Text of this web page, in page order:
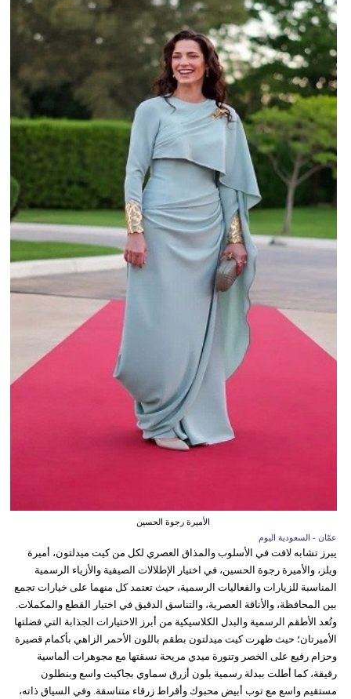
الأميرة رجوة الحسين
عمّان - السعودية اليوم
يبرز تشابه لافت في الأسلوب والمذاق العصري لكل من كيت ميدلتون، أميرة
ويلز، والأميرة رجوة الحسين، في اختيار الإطلالات الصيفية والأزياء الرسمية
المناسبة للزيارات والفعاليات الرسمية، حيث تعتمد كل منهما على خيارات تجمع
بين المحافظة، والأناقة العصرية، والتناسق الدقيق في اختيار القطع والمكملات.
وتُعد الأطقم الرسمية والبدل الكلاسيكية من أبرز الاختيارات الجذابة التي فضلتها
الأميرتان؛ حيث ظهرت كيت ميدلتون بطقم باللون الأحمر الزاهي بأكمام قصيرة
وحزام رفيع على الخصر وتنورة ميدي مريحة نسقتها مع مجوهرات ألماسية
رقيقة، كما أطلت ببدلة رسمية بلون أزرق سماوي بجاكيت واسع وبنطلون
مستقيم واسع مع توب أبيض محبوك وأقراط زرقاء متناسقة. وفي السياق ذاته،